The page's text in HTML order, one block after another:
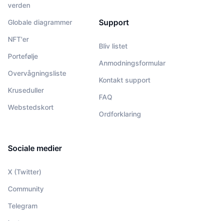
verden
Globale diagrammer
NFT'er
Portefølje
Overvågningsliste
Kruseduller
Webstedskort
Support
Bliv listet
Anmodningsformular
Kontakt support
FAQ
Ordforklaring
Sociale medier
X (Twitter)
Community
Telegram